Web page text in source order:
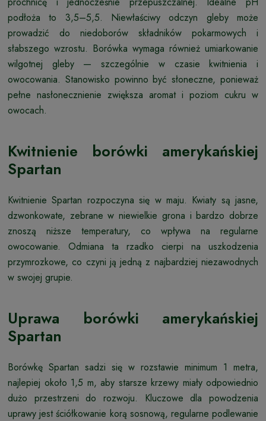
podłoża to 3,5–5,5. Niewłaściwy odczyn gleby może
prowadzić do niedoborów składników pokarmowych i
słabszego wzrostu. Borówka wymaga również umiarkowanie
wilgotnej gleby — szczególnie w czasie kwitnienia i
owocowania. Stanowisko powinno być słoneczne, ponieważ
pełne nasłonecznienie zwiększa aromat i poziom cukru w
owocach.
Kwitnienie borówki amerykańskiej
Spartan
Kwitnienie Spartan rozpoczyna się w maju. Kwiaty są jasne,
dzwonkowate, zebrane w niewielkie grona i bardzo dobrze
znoszą niższe temperatury, co wpływa na regularne
owocowanie. Odmiana ta rzadko cierpi na uszkodzenia
przymrozkowe, co czyni ją jedną z najbardziej niezawodnych
w swojej grupie.
Uprawa borówki amerykańskiej
Spartan
Borówkę Spartan sadzi się w rozstawie minimum 1 metra,
najlepiej około 1,5 m, aby starsze krzewy miały odpowiednio
dużo przestrzeni do rozwoju. Kluczowe dla powodzenia
uprawy jest ściółkowanie korą sosnową, regularne podlewanie